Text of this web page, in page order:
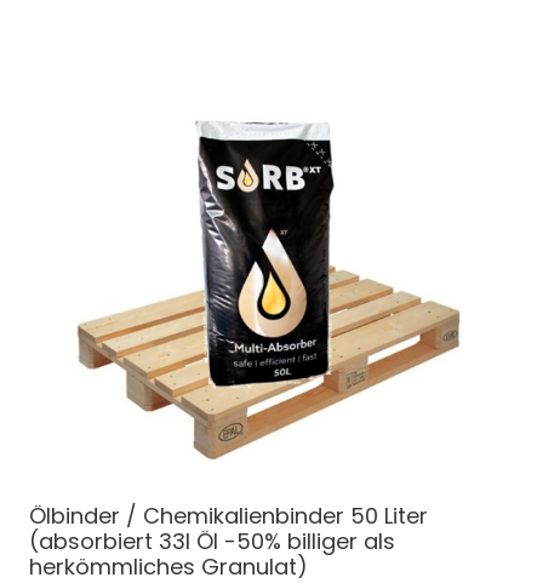
Ölbinder / Chemikalienbinder 50 Liter
(absorbiert 33l Öl -50% billiger als
herkömmliches Granulat)